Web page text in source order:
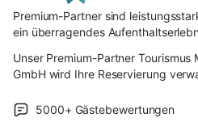
Premium-Partner sind
ein überragendes
Unser Premium-Partner Tourismus
GmbH wird Ihre Reservierung
5000+ Gästebewertungen